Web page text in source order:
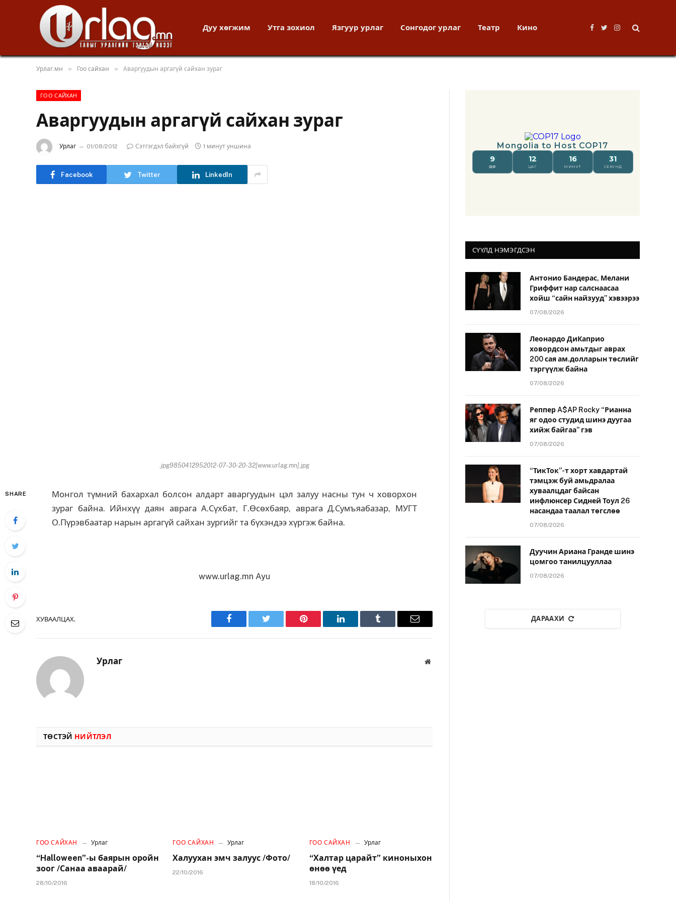
Дуу хөгжим Утга зохиол Язгуур урлаг Сонгодог урлаг Театр Кино
Facebook
TwitterInstagram
Урлаг.мн » Гоо сайхан » Аваргуудын аргагүй сайхан зураг
ГОО САЙХАН
Аваргуудын аргагүй сайхан зураг
Урлаг 01/08/2012 Сэтгэгдэл байхгүй 1 минут уншина
Facebook Twitter LinkedIn
.jpg9850412952012-07-30-20-32[www.urlag.mn].jpg
SHARE
Монгол түмний бахархал болсон алдарт аваргуудын цэл залуу насны тун ч ховорхон
зураг байна. Ийнхүү даян аврага А.Сүхбат, Г.Өсөхбаяр, аврага Д.Сумъяабазар, МУГТ
О.Пүрэвбаатар нарын аргагүй сайхан зургийг та бүхэндээ хүргэж байна.
www.urlag.mn Ayu
ХУВААЛЦАХ.
Facebook Twitter Pinterest LinkedIn Tumblr Имэйл
Урлаг Вэбсайт
ТӨСТЭЙ НИЙТЛЭЛ
ГОО САЙХАН Урлаг
“Halloween”-ы баярын оройн
зоог /Санаа аваарай/
28/10/2016
ГОО САЙХАН Урлаг
Халуухан эмч залуус /Фото/
22/10/2016
ГОО САЙХАН Урлаг
“Халтар царайт” киноныхон
өнөө үед
18/10/2016
СҮҮЛД НЭМЭГДСЭН
Антонио Бандерас, Мелани
Гриффит нар салснаасаа
хойш “сайн найзууд” хэвээрээ
07/08/2026
Леонардо ДиКаприо
ховордсон амьтдыг аврах
200 сая ам.долларын төслийг
тэргүүлж байна
07/08/2026
Реппер A$AP Rocky “Рианна
яг одоо студид шинэ дуугаа
хийж байгаа” гэв
07/08/2026
“ТикТок”-т хорт хавдартай
тэмцэж буй амьдралаа
хуваалцдаг байсан
инфлюнсер Сидней Тоул 26
насандаа таалал төгслөө
07/08/2026
Дуучин Ариана Гранде шинэ
цомгоо танилцууллаа
07/08/2026
ДАРААХИ